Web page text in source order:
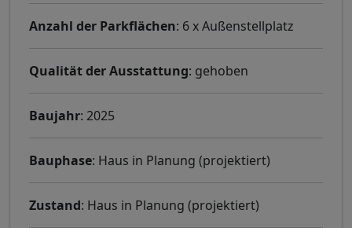
Anzahl der Parkflächen: 6 x Außenstellplatz
Qualität der Ausstattung: gehoben
Baujahr: 2025
Bauphase: Haus in Planung (projektiert)
Zustand: Haus in Planung (projektiert)